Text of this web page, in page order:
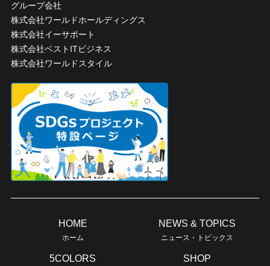
グループ会社
株式会社ワールドホールディングス
株式会社イーサポート
株式会社ベストITビジネス
株式会社ワールドスタイル
HOME
ホーム
NEWS & TOPICS
ニュース・トピックス
5COLORS SHOP